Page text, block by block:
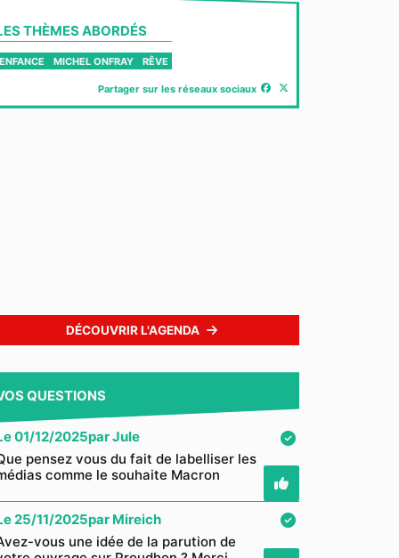
THÈMES ABORDÉS
ENFANCE MICHEL ONFRAY RÊVE
Partager sur les réseaux sociaux
DÉCOUVRIR L'AGENDA
QUESTIONS
01/12/2025parJule
pensez vous du fait de labelliser les
comme le souhaite Macron
25/11/2025par Mireich
vous une idée de la parution de